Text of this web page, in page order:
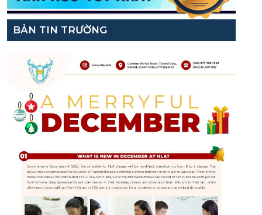
BẢN TIN TRƯỜNG